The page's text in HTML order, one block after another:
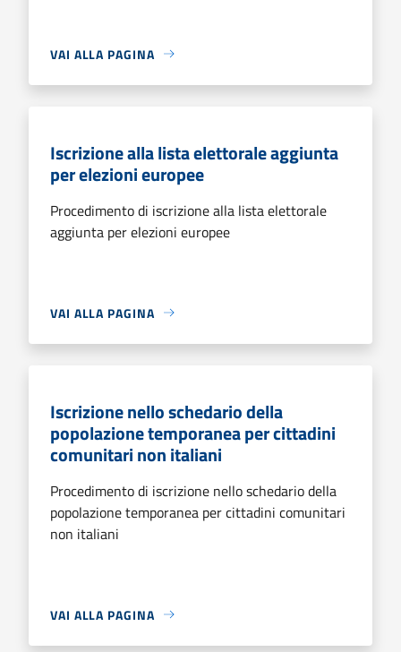
VAI ALLA PAGINA
Iscrizione alla lista elettorale aggiunta
per elezioni europee
Procedimento di iscrizione alla lista elettorale
aggiunta per elezioni europee
VAI ALLA PAGINA
Iscrizione nello schedario della
popolazione temporanea per cittadini
comunitari non italiani
Procedimento di iscrizione nello schedario della
popolazione temporanea per cittadini comunitari
non italiani
VAI ALLA PAGINA